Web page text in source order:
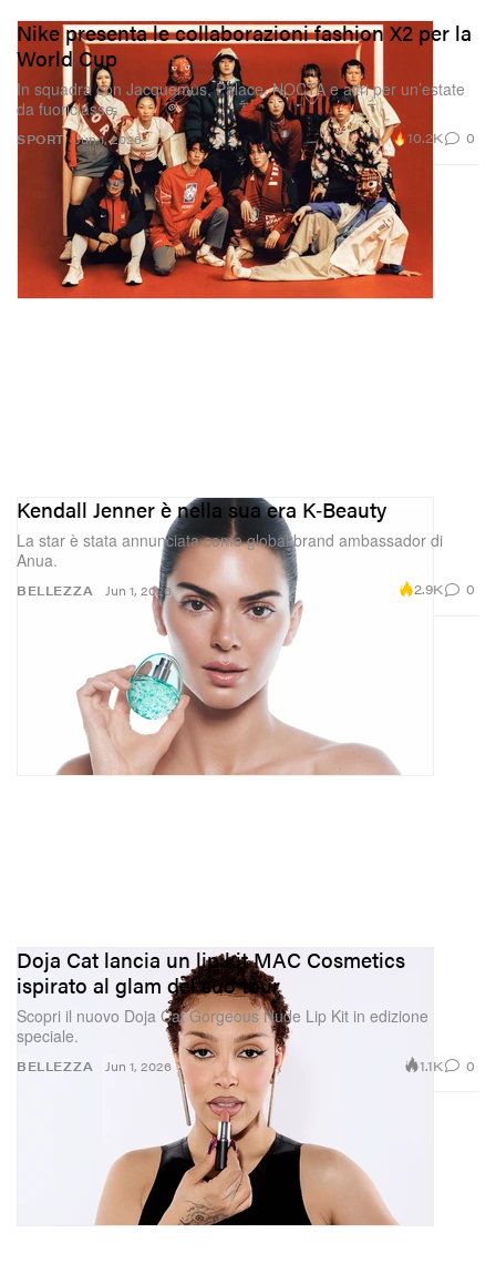
SPORT
Nike presenta le collaborazioni fashion X2 per la
World Cup
In squadra con Jacquemus, Palace, NOCTA e altri per un’estate
da fuoriclasse.
Jun 1, 2026 10.2K 0
BELLEZZA
Kendall Jenner è nella sua era K‑Beauty
La star è stata annunciata come global brand ambassador di
Anua.
Jun 1, 2026 2.9K 0
BELLEZZA
Doja Cat lancia un lip kit MAC Cosmetics
ispirato al glam del suo tour
Scopri il nuovo Doja Cat Gorgeous Nude Lip Kit in edizione
speciale.
Jun 1, 2026 1.1K 0